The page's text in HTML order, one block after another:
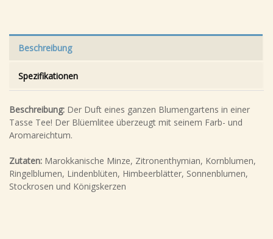
Beschreibung
Spezifikationen
Beschreibung: Der Duft eines ganzen Blumengartens in einer
Tasse Tee! Der Blüemlitee überzeugt mit seinem Farb- und
Aromareichtum.
Zutaten: Marokkanische Minze, Zitronenthymian, Kornblumen,
Ringelblumen, Lindenblüten, Himbeerblätter, Sonnenblumen,
Stockrosen und Königskerzen